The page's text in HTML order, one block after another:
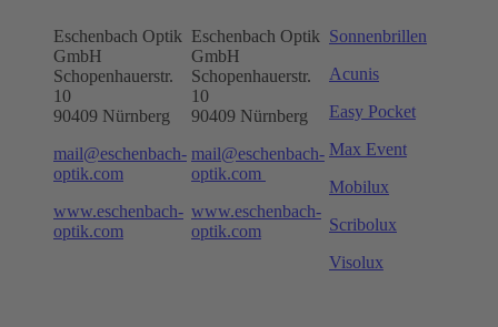
Eschenbach Optik
GmbH
Schopenhauerstr.
10
90409 Nürnberg
mail@eschenbach-
optik.com
www.eschenbach-
optik.com
Eschenbach Optik
GmbH
Schopenhauerstr.
10
90409 Nürnberg
mail@eschenbach-
optik.com
www.eschenbach-
optik.com
Sonnenbrillen
Acunis
Easy Pocket
Max Event
Mobilux
Scribolux
Visolux